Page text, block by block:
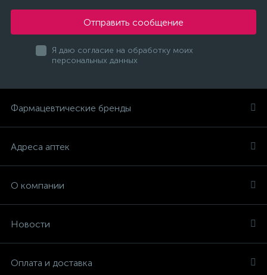
Отправить сообщение
Я даю согласие на обработку моих
персональных данных
Фармацевтические бренды
Адреса аптек
О компании
Новости
Оплата и доставка